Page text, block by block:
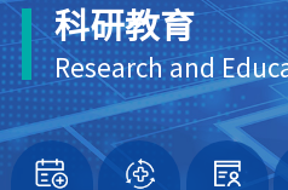
科研教育
Research and